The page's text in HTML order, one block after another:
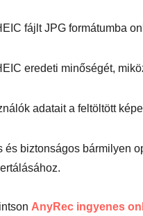
fájlt JPG formátumba
eredeti minőségét,
adatait a feltöltött
biztonságos bármilyen
AnyRec ingyenes